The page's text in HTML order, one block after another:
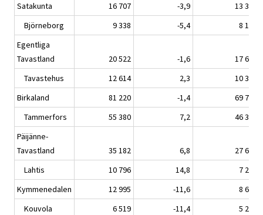
Satakunta
16 707 -3,9
13 334
Björneborg
9 338 -5,4
8 199
Egentliga
Tavastland
20 522 -1,6
17 672
Tavastehus
12 614 2,3
10 330
Birkaland
81 220 -1,4
69 799
Tammerfors
55 380 7,2
46 354
Päijänne-
Tavastland
35 182 6,8
27 645
Lahtis
10 796 14,8
7 297
Kymmenedalen
12 995 -11,6
8 617
Kouvola
6 519 -11,4
5 207